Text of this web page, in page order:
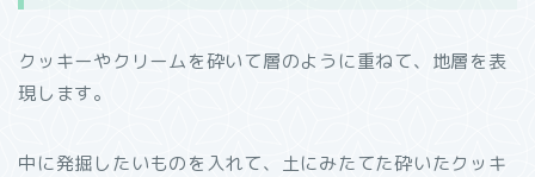
クッキーやクリームを砕いて層のように重ねて、地層を表
現します。
中に発掘したいものを入れて、土にみたてた砕いたクッキ